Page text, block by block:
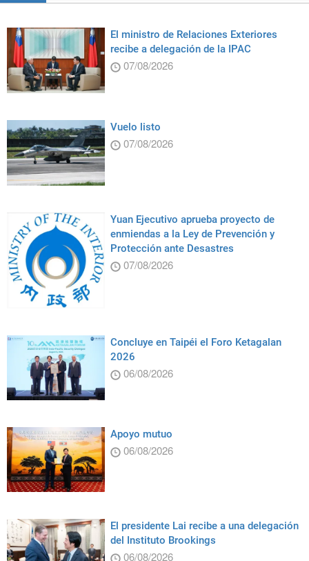
El ministro de Relaciones Exteriores
recibe a delegación de la IPAC
07/08/2026
Vuelo listo
07/08/2026
Yuan Ejecutivo aprueba proyecto de
enmiendas a la Ley de Prevención y
Protección ante Desastres
07/08/2026
Concluye en Taipéi el Foro Ketagalan
2026
06/08/2026
Apoyo mutuo
06/08/2026
El presidente Lai recibe a una delegación
del Instituto Brookings
06/08/2026